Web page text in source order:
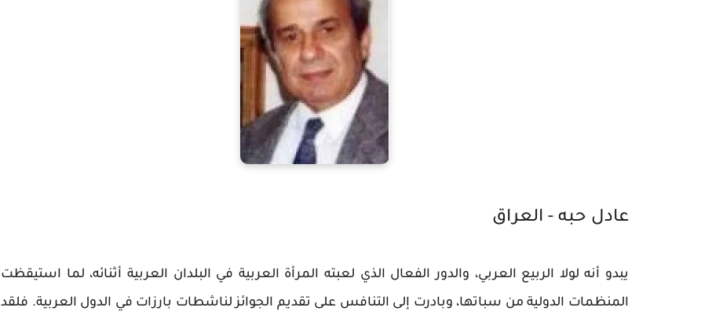
عادل حبه - العراق
يبدو أنه لولا الربيع العربي، والدور الفعال الذي لعبته المرأة العربية في البلدان العربية أثنائه، لما استيقظت
المنظمات الدولية من سباتها، وبادرت إلى التنافس على تقديم الجوائز لناشطات بارزات في الدول العربية. فلقد